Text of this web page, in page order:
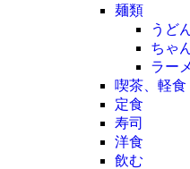
麺類
うど
ちゃ
ラー
喫茶、軽食
定食
寿司
洋食
飲む